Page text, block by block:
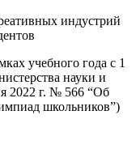
индустрий
учебного года с 1
науки и
2022 г. № 566 “Об
школьников”)